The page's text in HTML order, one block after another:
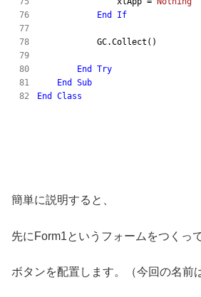
End
If
            GC.Collect()
End
Try
End
Sub
End
Class
簡単に説明すると、
先にForm1というフォームをつくって
ボタンを配置します。（今回の名前